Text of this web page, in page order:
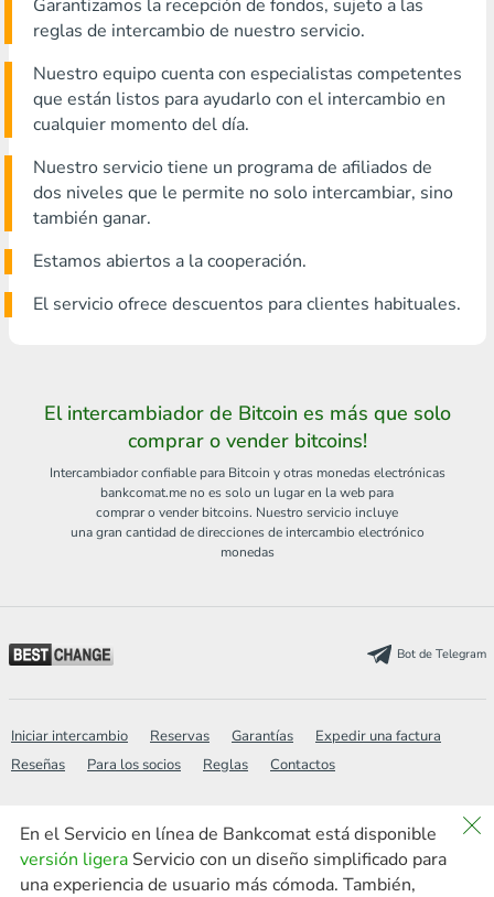
Garantizamos la recepción de fondos, sujeto a las
reglas de intercambio de nuestro servicio.
Nuestro equipo cuenta con especialistas competentes
que están listos para ayudarlo con el intercambio en
cualquier momento del día.
Nuestro servicio tiene un programa de afiliados de
dos niveles que le permite no solo intercambiar, sino
también ganar.
Estamos abiertos a la cooperación.
El servicio ofrece descuentos para clientes habituales.
El intercambiador de Bitcoin es más que solo
comprar o vender bitcoins!
Intercambiador confiable para Bitcoin y otras monedas electrónicas
bankcomat.me no es solo un lugar en la web para
comprar o vender bitcoins. Nuestro servicio incluye
una gran cantidad de direcciones de intercambio electrónico
monedas
En el Servicio en línea de Bankcomat está disponible
versión ligeraServicio con un diseño simplificado para
una experiencia de usuario más cómoda. También,
Bot de Telegram
Iniciar intercambio Reservas Garantías
Expedir una factura
Reseñas
Para los socios Reglas Contactos
Wiki Política
PREGUNTAS FRECUENTES
Mapa del sitio
Buscar Noticias
AML
Versión ligeranew